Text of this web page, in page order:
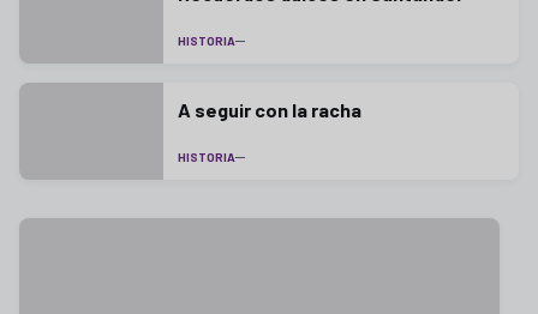
HISTORIA
A seguir con la racha
HISTORIA